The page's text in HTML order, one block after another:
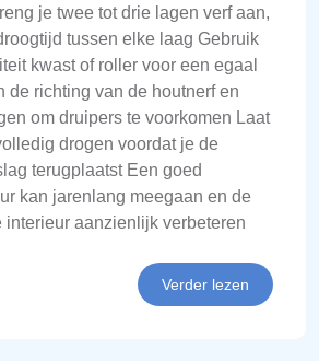
je twee tot drie lagen verf aan,
tussen elke laag Gebruik
kwast of roller voor een egaal
de richting van de houtnerf en
om druipers te voorkomen Laat
drogen voordat je de
terugplaatst Een goed
kan jarenlang meegaan en de
interieur aanzienlijk verbeteren
Verder lezen